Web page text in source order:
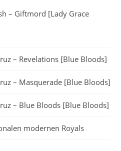
– Giftmord [Lady Grace
– Revelations [Blue Bloods]
– Masquerade [Blue Bloods]
– Blue Bloods [Blue Bloods]
modernen Royals